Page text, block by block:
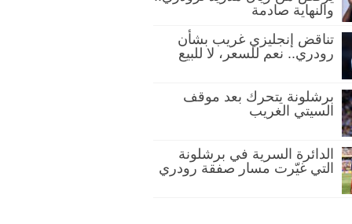
والنهاية صادمة
تناقض إنجليزي غريب بشأن
رودري.. نعم للسعر، لا للبيع
برشلونة يتحرك بعد موقف
السيتي الغريب
الدائرة السرية في برشلونة
التي غيّرت مسار صفقة رودري